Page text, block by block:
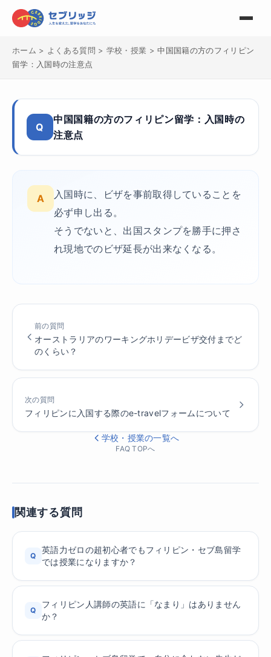
ホーム > よくある質問 > 学校・授業 >中国国籍の方のフィリピン
留学：入国時の注意点
Q
中国国籍の方のフィリピン留学：入国時の
注意点
A
入国時に、ビザを事前取得していることを
必ず申し出る。
そうでないと、出国スタンプを勝手に押さ
れ現地でのビザ延長が出来なくなる。
前の質問
オーストラリアのワーキングホリデービザ交付までど
のくらい？
次の質問
フィリピンに入国する際のe-travelフォームについて
学校・授業の一覧へ
FAQ TOPへ
関連する質問
Q
英語力ゼロの超初心者でもフィリピン・セブ島留学
では授業になりますか？
Q
フィリピン人講師の英語に「なまり」はありません
か？